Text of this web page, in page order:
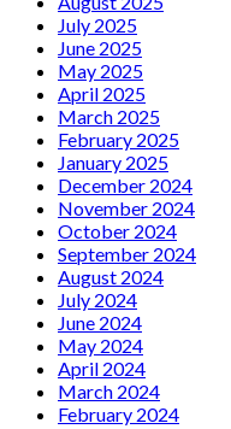
July 2025
June 2025
May 2025
April 2025
March 2025
February 2025
January 2025
December 2024
November 2024
October 2024
September 2024
August 2024
July 2024
June 2024
May 2024
April 2024
March 2024
February 2024